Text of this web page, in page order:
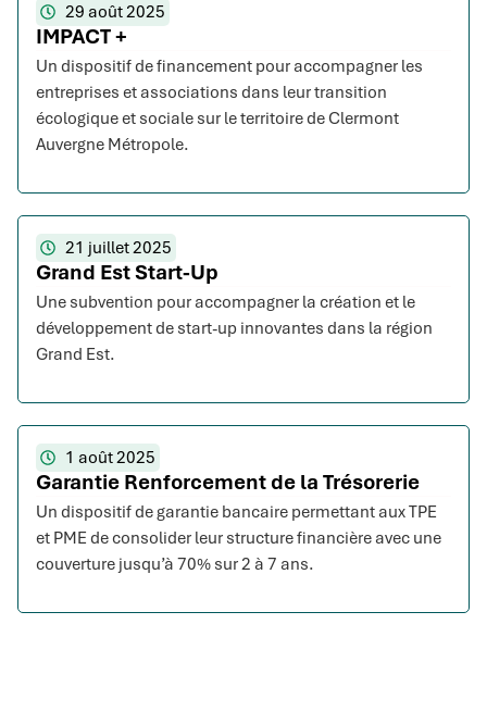
29 août 2025
IMPACT +
Un dispositif de financement pour accompagner les
entreprises et associations dans leur transition
écologique et sociale sur le territoire de Clermont
Auvergne Métropole.
21 juillet 2025
Grand Est Start-Up
Une subvention pour accompagner la création et le
développement de start-up innovantes dans la région
Grand Est.
1 août 2025
Garantie Renforcement de la Trésorerie
Un dispositif de garantie bancaire permettant aux TPE
et PME de consolider leur structure financière avec une
couverture jusqu’à 70% sur 2 à 7 ans.